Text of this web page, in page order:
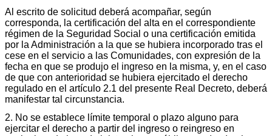
Al escrito de solicitud deberá acompañar, según
corresponda, la certificación del alta en el correspondiente
régimen de la Seguridad Social o una certificación emitida
por la Administración a la que se hubiera incorporado tras el
cese en el servicio a las Comunidades, con expresión de la
fecha en que se produjo el ingreso en la misma, y, en el caso
de que con anterioridad se hubiera ejercitado el derecho
regulado en el artículo 2.1 del presente Real Decreto, deberá
manifestar tal circunstancia.
2. No se establece límite temporal o plazo alguno para
ejercitar el derecho a partir del ingreso o reingreso en